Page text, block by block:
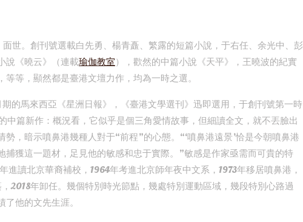
世。創刊號選載白先勇、楊青矗、繁露的短篇小說，于右任、余光中、彭
說《曉云》（連載瑜伽教室），歡然的中篇小說《天平》，王曉波的紀實
等，顯然都是臺港文壇力作，均為一時之選。
的馬來西亞《星洲日報》，《臺港文學選刊》迅即選用，于創刊號第一時
中篇新作：概況看，它似乎是個三角愛情故事，但細讀全文，就不丟臉出
，暗示噴鼻港幾種人對于“前程”的心態。“‘噴鼻港遠景’恰是今朝噴鼻港
捕獲這一題材，足見他的敏感和忠于實際。”敏感是作家亟需而可貴的特
進讀北京華裔補校，1964年考進北京師年夜中文系，1973年移居噴鼻港，
2018年卸任。幾個特別時光節點，幾處特別運動區域，幾段特別心路過
他的文先生涯。